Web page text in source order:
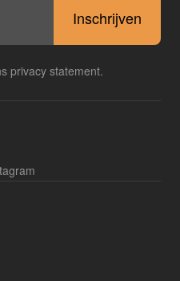
privacy statement.